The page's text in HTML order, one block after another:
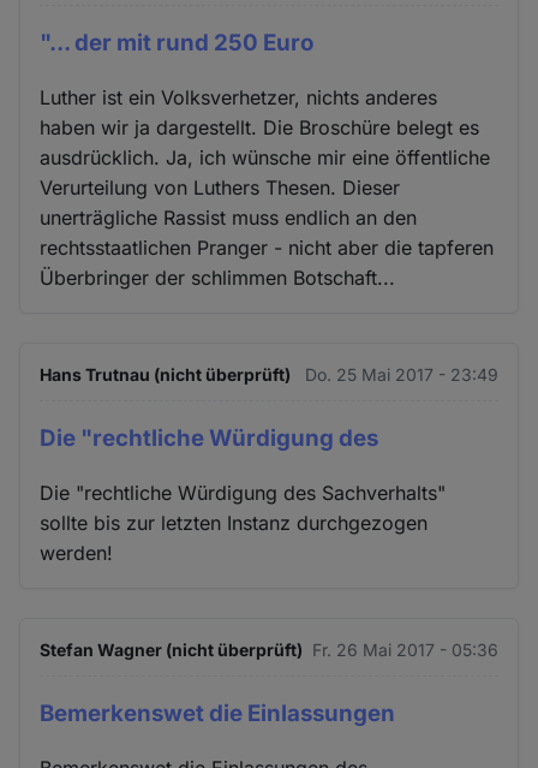
"... der mit rund 250 Euro
Luther ist ein Volksverhetzer, nichts anderes
haben wir ja dargestellt. Die Broschüre belegt es
ausdrücklich. Ja, ich wünsche mir eine öffentliche
Verurteilung von Luthers Thesen. Dieser
unerträgliche Rassist muss endlich an den
rechtsstaatlichen Pranger - nicht aber die tapferen
Überbringer der schlimmen Botschaft...
Hans Trutnau (nicht überprüft) Do. 25 Mai 2017 - 23:49
Die "rechtliche Würdigung des
Die "rechtliche Würdigung des Sachverhalts"
sollte bis zur letzten Instanz durchgezogen
werden!
Stefan Wagner (nicht überprüft) Fr. 26 Mai 2017 - 05:36
Bemerkenswet die Einlassungen